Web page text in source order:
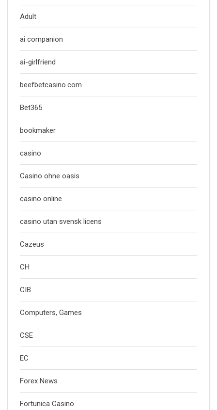
Adult
ai companion
ai-girlfriend
beefbetcasino.com
Bet365
bookmaker
casino
Casino ohne oasis
casino online
casino utan svensk licens
Cazeus
CH
CIB
Computers, Games
CSE
EC
Forex News
Fortunica Casino